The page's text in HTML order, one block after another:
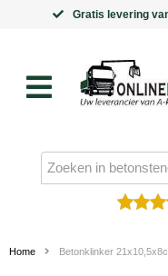
Home Betonklinker